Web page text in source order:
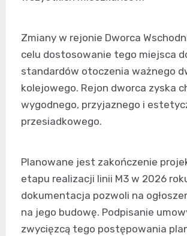
Zmiany w rejonie Dworca
celu dostosowanie tego miejsca
standardów otoczenia ważnego
kolejowego. Rejon dworca zyska
wygodnego, przyjaznego i
przesiadkowego.
Planowane jest zakończenie
etapu realizacji linii M3 w 2026
dokumentacja pozwoli na
na jego budowę. Podpisanie
zwycięzcą tego postępowania